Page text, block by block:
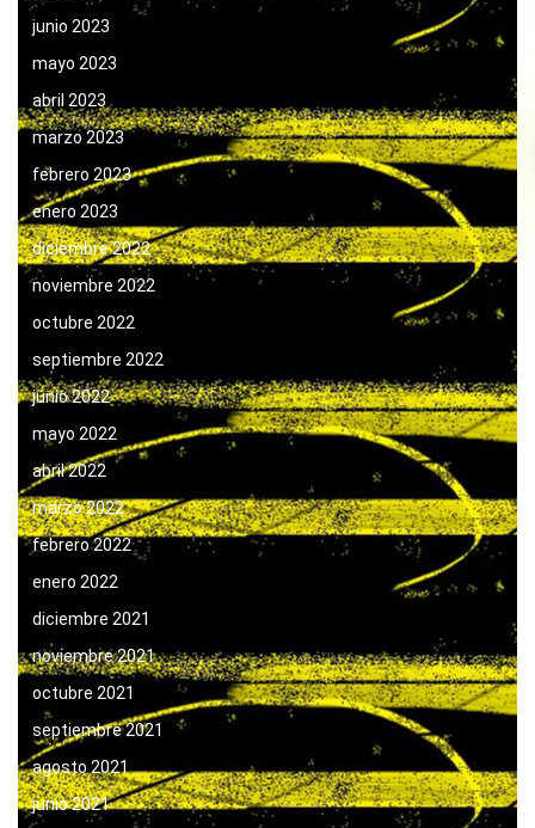
junio 2023
mayo 2023
abril 2023
marzo 2023
febrero 2023
enero 2023
diciembre 2022
noviembre 2022
octubre 2022
septiembre 2022
junio 2022
mayo 2022
abril 2022
marzo 2022
febrero 2022
enero 2022
diciembre 2021
noviembre 2021
octubre 2021
septiembre 2021
agosto 2021
junio 2021